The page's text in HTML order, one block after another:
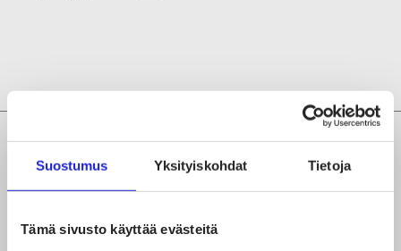
Suostumus Yksityiskohdat Tietoja
Tämä sivusto käyttää evästeitä